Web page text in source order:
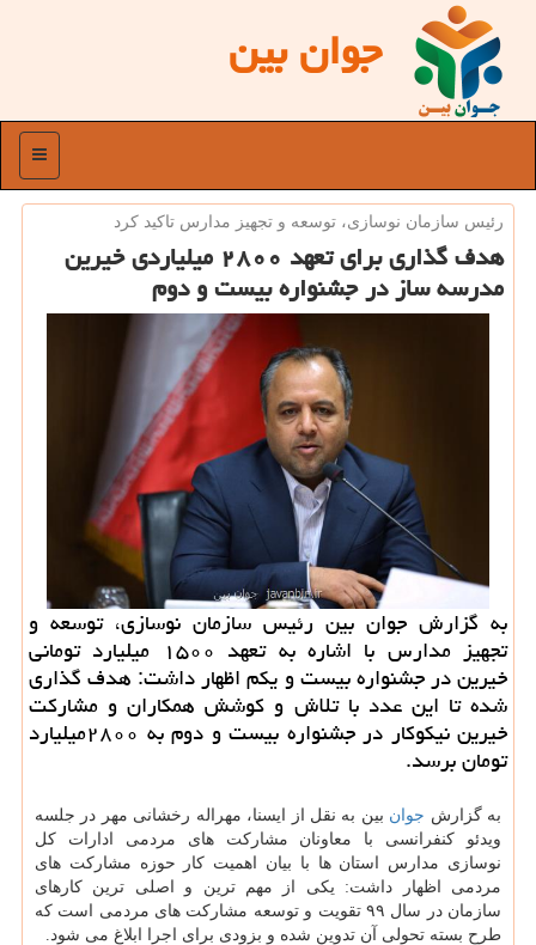
جوان بین
منو
رئیس سازمان نوسازی، توسعه و تجهیز مدارس تاكید كرد
هدف گذاری برای تعهد ۲۸۰۰ میلیاردی خیرین
مدرسه ساز در جشنواره بیست و دوم
به گزارش جوان بین رئیس سازمان نوسازی، توسعه و
تجهیز مدارس با اشاره به تعهد ۱۵۰۰ میلیارد تومانی
خیرین در جشنواره بیست و یكم اظهار داشت: هدف گذاری
شده تا این عدد با تلاش و كوشش همكاران و مشاركت
خیرین نیكوكار در جشنواره بیست و دوم به ۲۸۰۰میلیارد
تومان برسد.
به گزارش جوان بین به نقل از ایسنا، مهراله رخشانی مهر در جلسه
ویدئو كنفرانسی با معاونان مشاركت های مردمی ادارات كل
نوسازی مدارس استان ها با بیان اهمیت كار حوزه مشاركت های
مردمی اظهار داشت: یكی از مهم ترین و اصلی ترین كارهای
سازمان در سال ۹۹ تقویت و توسعه مشاركت های مردمی است كه
طرح بسته تحولی آن تدوین شده و بزودی برای اجرا ابلاغ می شود.